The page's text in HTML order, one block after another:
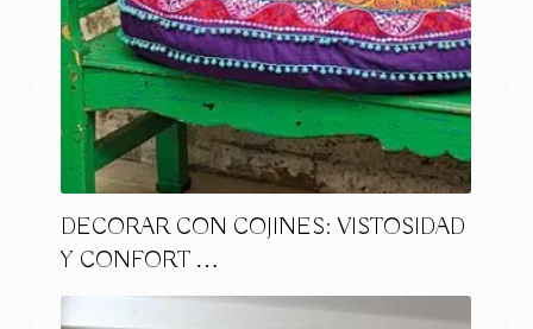
DECORAR CON COJINES: VISTOSIDAD
Y CONFORT …